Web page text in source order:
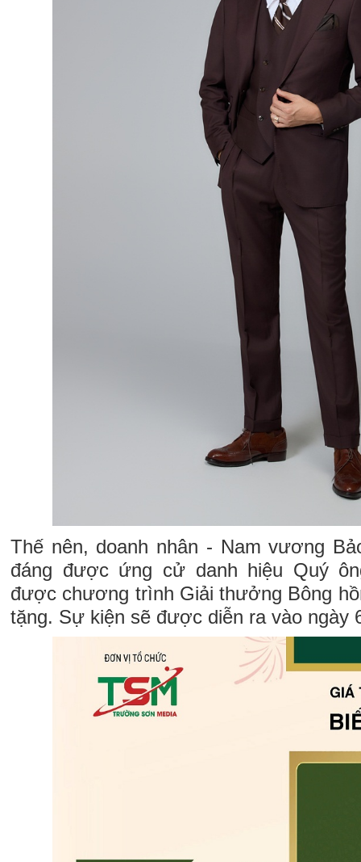
Thế nên, doanh nhân - Nam vương
đáng được ứng cử danh hiệu Quý
được chương trình Giải thưởng Bông
tặng. Sự kiện sẽ được diễn ra vào ngày